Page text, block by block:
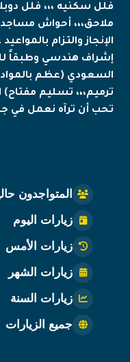
فلل سكنيه ،،، فلل
ملاحق،،، أحواش
الإنجاز والتزام
إشراف هندسي وطبقاً
السعودي (عظم
ترميم،،، تسليم
تحب أن ترآه نعمل في
المتواجدون
زيارات اليوم
زيارات الأمس
زيارات الشهر
زيارات السنة
جميع الزيارات